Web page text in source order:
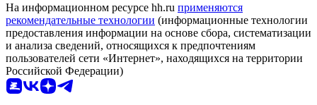
На информационном ресурсе hh.ru применяются
рекомендательные технологии (информационные технологии
предоставления информации на основе сбора, систематизации
и анализа сведений, относящихся к предпочтениям
пользователей сети «Интернет», находящихся на территории
Российской Федерации)